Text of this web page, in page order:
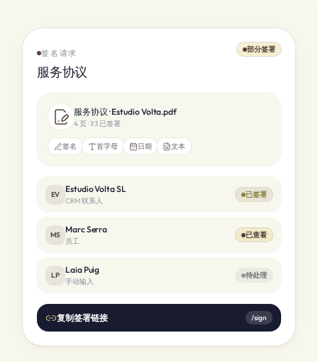
签名请求
服务协议
部分签署
服务协议 · Estudio Volta.pdf
4 页 · 1/3 已签署
签名 首字母 日期 文本
EV
Estudio Volta SL
CRM 联系人
已签署
MS
Marc Serra
员工
已查看
LP
Laia Puig
手动输入
待处理
复制签署链接 /sign